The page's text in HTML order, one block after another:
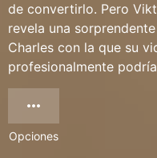
de convertirlo. Pero
revela una
Charles con la que su
profesionalmente
Opciones